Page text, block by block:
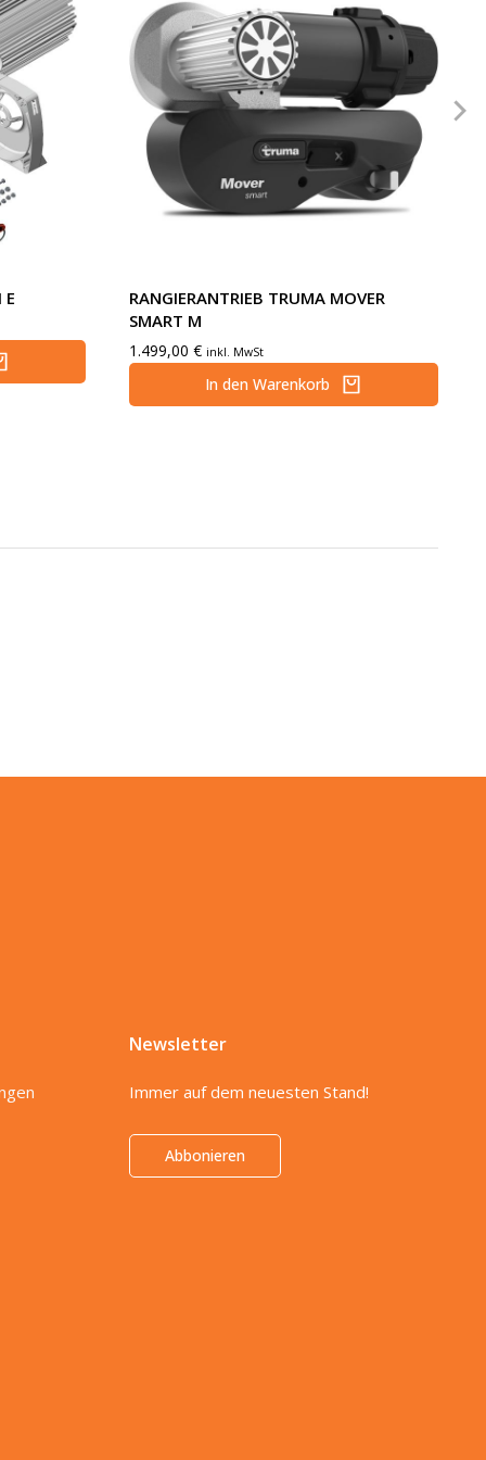
E
RANGIERANTRIEB TRUMA MOVER
SMART M
1.499,00 € inkl. MwSt
In den Warenkorb
Newsletter
Immer auf dem neuesten Stand!
Abbonieren